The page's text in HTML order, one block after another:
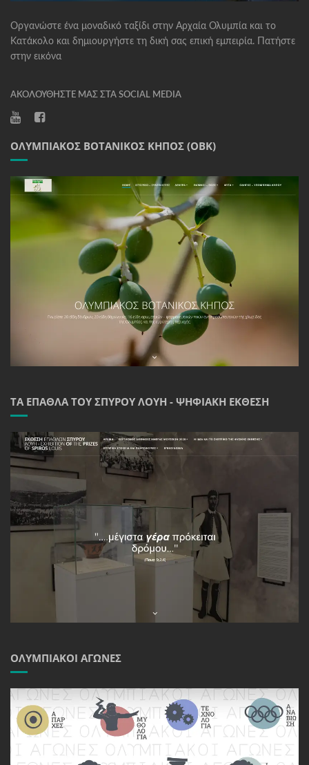
Οργανώστε ένα μοναδικό ταξίδι στην Αρχαία Ολυμπία και το
Κατάκολο και δημιουργήστε τη δική σας επική εμπειρία. Πατήστε
στην εικόνα
ΑΚΟΛΟΥΘΉΣΤΕ ΜΑΣ ΣΤΑ SOCIAL MEDIA
ΟΛΥΜΠΙΑΚΌΣ ΒΟΤΑΝΙΚΌΣ ΚΉΠΟΣ (ΟΒΚ)
ΤΑ ΈΠΑΘΛΑ ΤΟΥ ΣΠΎΡΟΥ ΛΟΎΗ - ΨΗΦΙΑΚΉ ΈΚΘΕΣΗ
ΟΛΥΜΠΙΑΚΟΊ ΑΓΏΝΕΣ